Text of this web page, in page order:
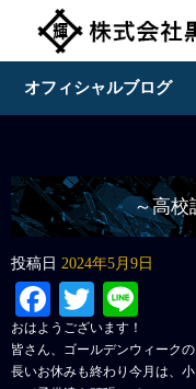
オフィシャルブログ
～高
投稿日 2024年5月9日
Facebook
Twitter
おはようございます！
皆さん、ゴールデンウィーク
長いお休みも終わり今月は、